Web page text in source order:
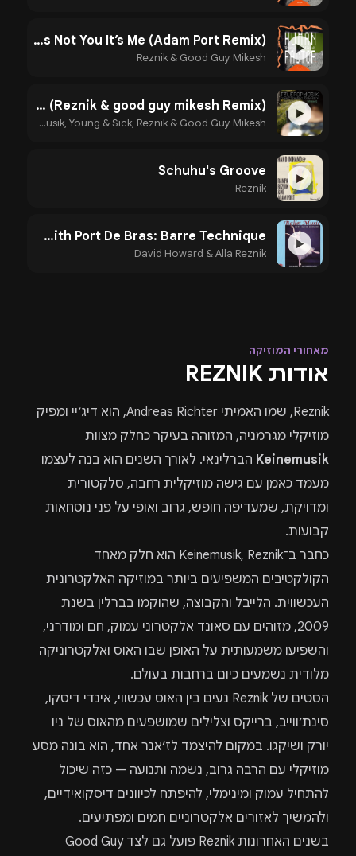
▶
It’s Not You It’s Me (Adam Port Remix)
Reznik & Good Guy Mikesh
▶
Connection (Reznik & good guy mikesh Remix)
Télépopmusik, Young & Sick, Reznik & Good Guy Mikesh
▶
Schuhu's Groove
Reznik
▶
Plies With Port De Bras: Barre Technique
David Howard & Alla Reznik
מאחורי המוזיקה
אודות REZNIK
Reznik, שמו האמיתי Andreas Richter, הוא דיג׳יי ומפיק
מוזיקלי מגרמניה, המזוהה בעיקר כחלק מצוות
Keinemusik הברלינאי. לאורך השנים הוא בנה לעצמו
מעמד כאמן עם גישה מוזיקלית רחבה, סלקטורית
ומדויקת, שמעדיפה חופש, גרוב ואופי על פני נוסחאות
קבועות.
כחבר ב־Keinemusik, Reznik הוא חלק מאחד
הקולקטיבים המשפיעים ביותר במוזיקה האלקטרונית
העכשווית. הלייבל והקבוצה, שהוקמו בברלין בשנת
2009, מזוהים עם סאונד אלקטרוני עמוק, חם ומודרני,
והשפיעו משמעותית על האופן שבו האוס ואלקטרוניקה
מלודית נשמעים כיום ברחבות בעולם.
הסטים של Reznik נעים בין האוס עכשווי, אינדי דיסקו,
סינת׳ווייב, ברייקס וצלילים שמושפעים מהאוס של ניו
יורק ושיקגו. במקום להיצמד לז׳אנר אחד, הוא בונה מסע
מוזיקלי עם הרבה גרוב, נשמה ותנועה — כזה שיכול
להתחיל עמוק ומינימלי, להיפתח לכיוונים דיסקואידיים,
ולהמשיך לאזורים אלקטרוניים חמים ומפתיעים.
בשנים האחרונות Reznik פועל גם לצד Good Guy